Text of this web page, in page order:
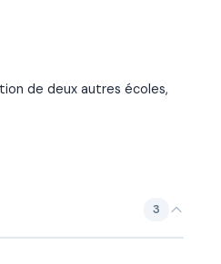
de deux autres écoles,
3